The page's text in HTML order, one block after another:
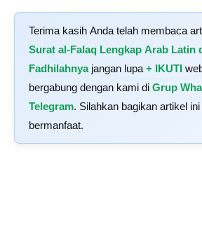
Terima kasih Anda telah membaca
Surat al-Falaq Lengkap Arab Latin
Fadhilahnyajangan lupa+ IKUTI
bergabung dengan kami diGrup
Telegram. Silahkan bagikan artikel
bermanfaat.